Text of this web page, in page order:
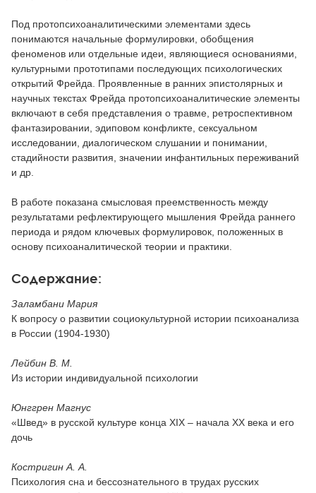
Под протопсихоаналитическими элементами здесь
понимаются начальные формулировки, обобщения
феноменов или отдельные идеи, являющиеся основаниями,
культурными прототипами последующих психологических
открытий Фрейда. Проявленные в ранних эпистолярных и
научных текстах Фрейда протопсихоаналитические элементы
включают в себя представления о травме, ретроспективном
фантазировании, эдиповом конфликте, сексуальном
исследовании, диалогическом слушании и понимании,
стадийности развития, значении инфантильных переживаний
и др.
В работе показана смысловая преемственность между
результатами рефлектирующего мышления Фрейда раннего
периода и рядом ключевых формулировок, положенных в
основу психоаналитической теории и практики.
Содержание:
Заламбани Мария
К вопросу о развитии социокультурной истории психоанализа
в России (1904-1930)
Лейбин В. М.
Из истории индивидуальной психологии
Юнггрен Магнус
«Швед» в русской культуре конца XIX – начала XX века и его
дочь
Костригин А. А.
Психология сна и бессознательного в трудах русских